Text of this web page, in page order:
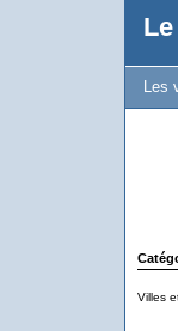
Les
Villes